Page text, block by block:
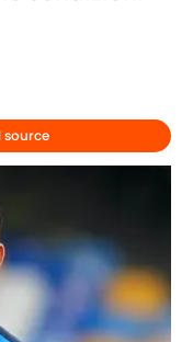
source